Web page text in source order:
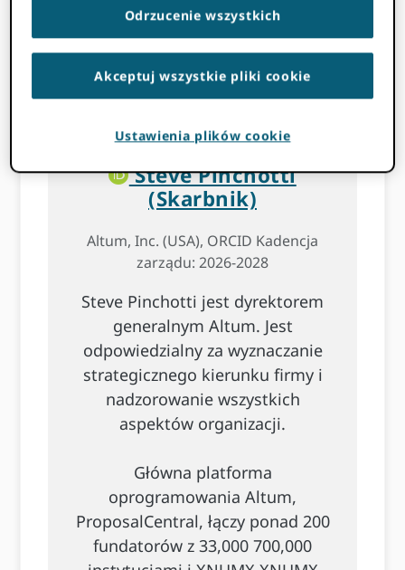
Steve Pinchotti
(Skarbnik)
Altum, Inc. (USA), ORCID Kadencja
zarządu: 2026-2028
Steve Pinchotti jest dyrektorem
generalnym Altum. Jest
odpowiedzialny za wyznaczanie
strategicznego kierunku firmy i
nadzorowanie wszystkich
aspektów organizacji.
Główna platforma
oprogramowania Altum,
ProposalCentral, łączy ponad 200
fundatorów z 33,000 700,000
Odrzucenie wszystkich
Akceptuj wszystkie pliki cookie
Ustawienia plików cookie